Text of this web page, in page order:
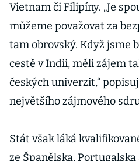
Vietnam či Filipíny. „Je
můžeme považovat za
tam obrovský. Když jsme
cestě v Indii, měli zájem
českých univerzit,“
největšího zájmového
Stát však láká
ze Španělska,